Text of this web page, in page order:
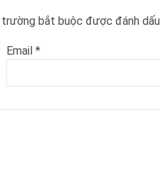
trường bắt buộc được đánh dấu
Email *